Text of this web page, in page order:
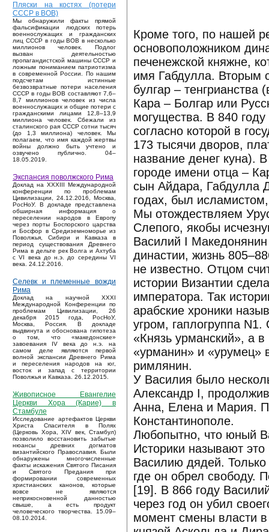
Пляски на костях (потери
СССР в ВОВ)
Мы обнаружили факты прямой
фальсификации людских потерь
военнослужащих и гражданских
лиц СССР в годы ВОВ в несколько
миллионов человек. Подлог
вызван деятельностью
пропагандистской машины СССР и
ложным пониманием патриотизма
в современной России. По нашим
подсчетам истинные
безвозвратные потери населения
СССР в годы ВОВ составляют 7,6–
8,7 миллионов человек из числа
военнослужащих и общие потери с
гражданскими лицами 12,8–13,9
миллиона человек. Сбежали из
сталинского рая СССР сотни тысяч
(до 1,3 миллиона) человек. Мы
полагаем, что имя каждой жертвы
войны должно быть учтено и
озвучено публично. 04–
18.05.2019.
Экспансия поволжского Рима
Доклад на XXXIII Международной
конференции по проблемам
Цивилизации, 24.12.2016, Москва,
РосНоУ. В докладе представлена
обширная информация о
переселении народов в Европу
через порты Боспорского царства
и Босфор в Средиземноморье из
Поволжья, Сибири и Кавказа в
период существования Древнего
Рима в дельте рек Волга и Ахтуба
с VI века до н.э. до середины VI
века. 24.12.2016.
Селевк и племенные вожди
Рима
Доклад на научной XXXI
Международной Конференции по
проблемам Цивилизации, 26
декабря 2015 года, РосНоУ,
Москва, Россия. В докладе
выдвинута и обоснована гипотеза
о том, что «македонские»
завоевания IV века до н.э. на
самом деле являются первой
волной экспансии Древнего Рима
и переселения народов на юг,
восток и запад с территории
Поволжья и Кавказа. 26.12.2015.
Живописное Евангелие
Церкви Хора (Карие) в
Стамбуле
Исследование артефактов Церкви
Христа Спасителя в Полях
(Церковь Хора, XIV век, Стамбул)
позволило восстановить забытые
нюансы древних догматов
византийского Православия. Были
обнаружены многочисленные
факты искажения Святого Писания
и Святого Предания при
формировании современных
христианских канонов, которые
вовсе не являются
неприкосновенной данностью
свыше, а есть продукт
человеческого творчества. 15.09–
08.10.2014.
Кроме того, по нашей
основоположником
печенежской княжне,
имя Габдулла. Вторым
булгар –
Кара – Болгар или
могущества. В 840
согласно которой в
173 тысячи дворов,
название денег куна).
городе имени отца –
сын Айдара, Габдулла
годах, был
Мы отождествляем
Слепого, якобы
Василий I
династии, жизнь
не известно. Отцом
истории Византии
императора. Так
арабские хроники
угром, гаплогруппа
«Князь урманский», а
«урманин» и «урумец»
римлянин.
У Василия было
Александр I,
Анна, Елена и Мария.
Константинополе.
Любопытно, что юный
Историки называют
Василию дядей.
где он обрел свободу.
[19]. В 866 году
через год он убил
момент смены власти